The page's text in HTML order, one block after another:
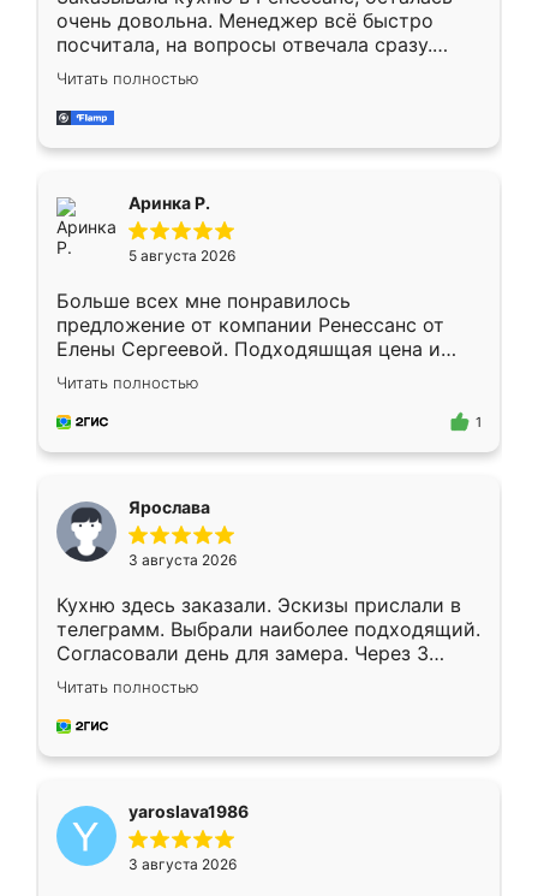
очень довольна. Менеджер всё быстро
посчитала, на вопросы отвечала сразу.
Замерщик приехал в субботу, подошёл к
делу со всей ответственностью. Собрали
за день, ребята работали аккуратно, даже
Читать полностью
Аринка Р.
5 августа 2026
Больше всех мне понравилось
предложение от компании Ренессанс от
Елены Сергеевой. Подходяшщая цена и
короткие сроки изготовления. Приехавший
для замера сотрудник Владислав
предложил по моему эскизу самый
Читать полностью
1
Ярослава
3 августа 2026
Кухню здесь заказали. Эскизы прислали в
телеграмм. Выбрали наиболее подходящий.
Согласовали день для замера. Через 3
недели кухня была уже готова. Остались
довольны работой. Спасибо Ренессанс
мебель за качественную работу!
Читать полностью
yaroslava1986
3 августа 2026